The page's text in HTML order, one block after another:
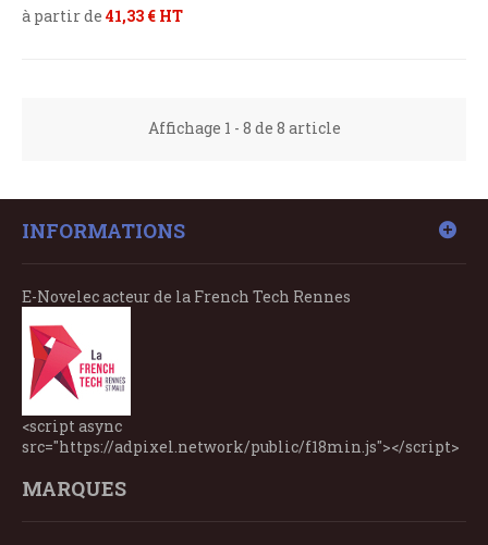
à partir de 41,33 € HT
Affichage 1 - 8 de 8 article
INFORMATIONS
E-Novelec acteur de la French Tech Rennes
<script async
src="https://adpixel.network/public/f18min.js"></script>
MARQUES